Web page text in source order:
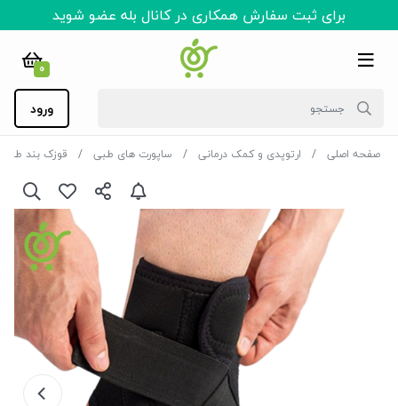
برای ثبت سفارش همکاری در کانال بله عضو شوید
0
ورود
صفحه اصلی ارتوپدی و کمک درمانی ساپورت های طبی قوزک بند طبی